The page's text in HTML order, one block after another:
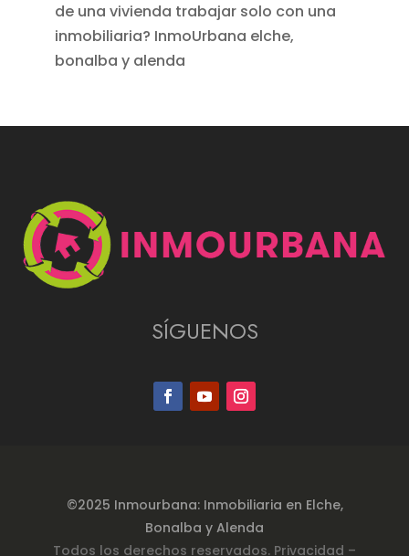
de una vivienda trabajar solo con una
inmobiliaria? InmoUrbana elche,
bonalba y alenda
SÍGUENOS
©2025 Inmourbana: Inmobiliaria en Elche,
Bonalba y Alenda
Todos los derechos reservados. Privacidad –